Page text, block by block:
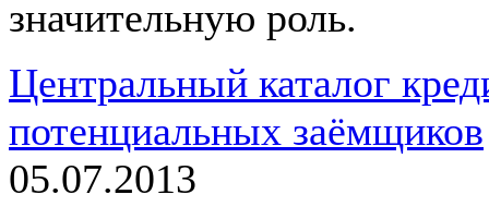
значительную роль.
Центральный каталог
потенциальных заёмщиков
05.07.2013